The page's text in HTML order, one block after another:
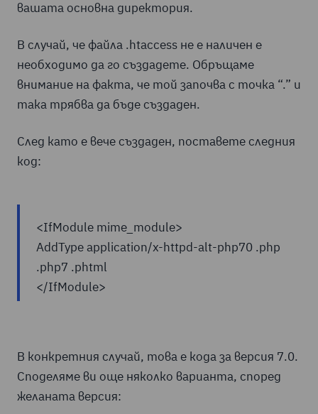
вашата основна директория.
В случай, че файла .htaccess не е наличен е
необходимо да го създадете. Обръщаме
внимание на факта, че той започва с точка “.” и
така трябва да бъде създаден.
След като е вече създаден, поставете следния
код:
<IfModule mime_module>
AddType application/x-httpd-alt-php70 .php
.php7 .phtml
</IfModule>
В конкретния случай, това е кода за версия 7.0.
Споделяме ви още няколко варианта, според
желаната версия: